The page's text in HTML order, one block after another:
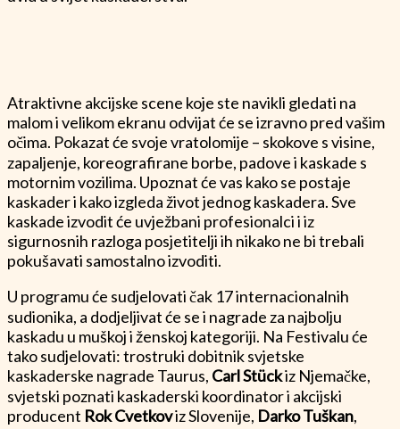
Atraktivne akcijske scene koje ste navikli gledati na
malom i velikom ekranu odvijat će se izravno pred vašim
očima. Pokazat će svoje vratolomije – skokove s visine,
zapaljenje, koreografirane borbe, padove i kaskade s
motornim vozilima. Upoznat će vas kako se postaje
kaskader i kako izgleda život jednog kaskadera. Sve
kaskade izvodit će uvježbani profesionalci i iz
sigurnosnih razloga posjetitelji ih nikako ne bi trebali
pokušavati samostalno izvoditi.
U programu će sudjelovati čak 17 internacionalnih
sudionika, a dodjeljivat će se i nagrade za najbolju
kaskadu u muškoj i ženskoj kategoriji. Na Festivalu će
tako sudjelovati: trostruki dobitnik svjetske
kaskaderske nagrade Taurus, Carl Stückiz Njemačke,
svjetski poznati kaskaderski koordinator i akcijski
producent Rok Cvetkoviz Slovenije, Darko Tuškan,